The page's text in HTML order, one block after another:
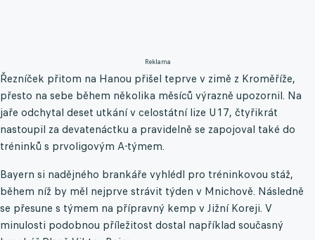
Reklama
Řezníček přitom na Hanou přišel teprve v zimě z Kroměříže,
přesto na sebe během několika měsíců výrazně upozornil. Na
jaře odchytal deset utkání v celostátní lize U17, čtyřikrát
nastoupil za devatenáctku a pravidelně se zapojoval také do
tréninků s prvoligovým A-týmem.
Bayern si nadějného brankáře vyhlédl pro tréninkovou stáž,
během níž by měl nejprve strávit týden v Mnichově. Následně
se přesune s týmem na přípravný kemp v Jižní Koreji. V
minulosti podobnou příležitost dostal například současný